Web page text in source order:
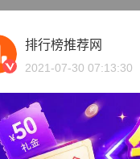
排行榜推荐网
2021-07-30 07:13:30